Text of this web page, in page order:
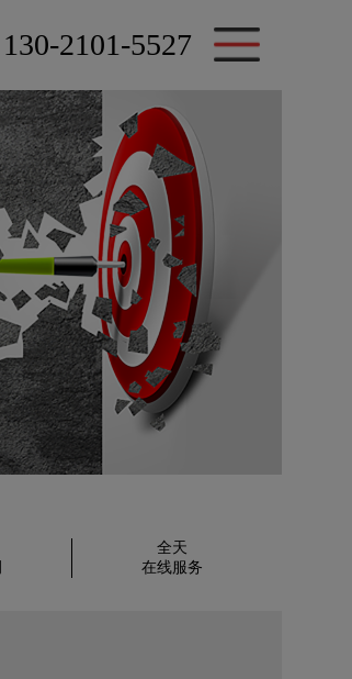
130-2101-5527
全天
在线服务